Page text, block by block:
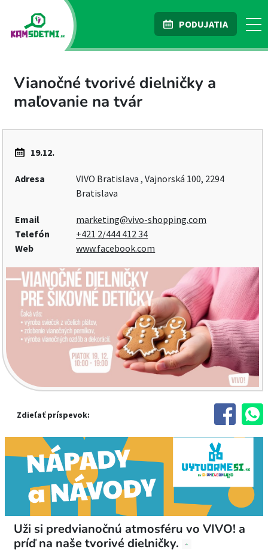
PODUJATIA
Vianočné tvorivé dielničky a
maľovanie na tvár
19.12.
Adresa
VIVO Bratislava , Vajnorská 100, 2294
Bratislava
Email
marketing@vivo-shopping.com
Telefón
+421 2/444 412 34
Web
www.facebook.com
Zdieľať príspevok:
Uži si predvianočnú atmosféru vo VIVO! a
príď na naše tvorivé dielničky.